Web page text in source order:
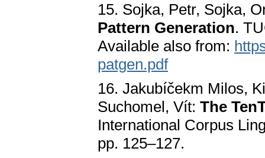
15. Sojka, Petr, Sojka,
Pattern Generation.
Available also from:
patgen.pdf
16. Jakubíčekm Milos,
Suchomel, Vít: The
International Corpus
pp. 125–127.